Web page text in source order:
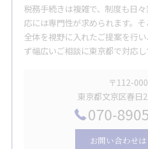
税務手続きは複雑で、制度も日
応には専門性が求められます。
全体を視野に入れたご提案を行
ず幅広いご相談に東京都で対応し
〒112-
東京都文京区春日
070-
お問い合わせは